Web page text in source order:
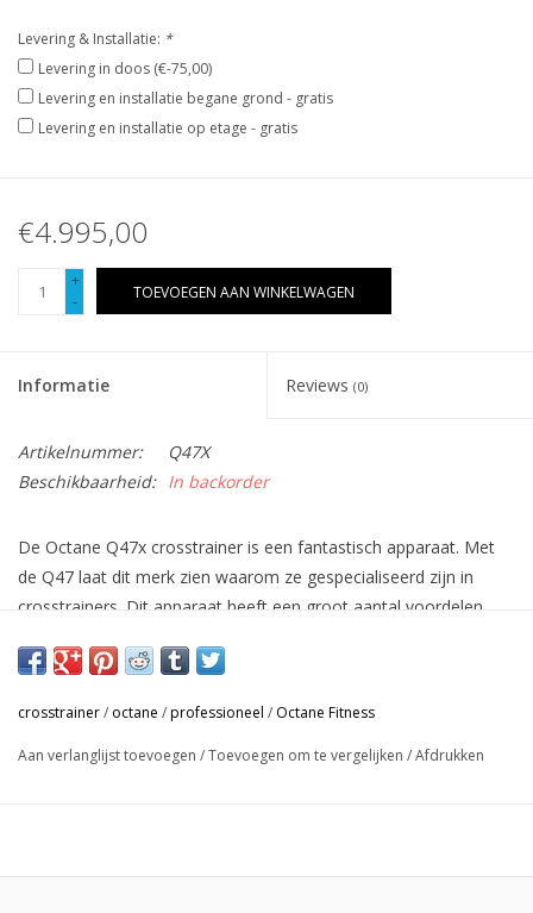
Levering & Installatie: *
Levering in doos (€-75,00)
Levering en installatie begane grond - gratis
Levering en installatie op etage - gratis
€4.995,00
+
-
TOEVOEGEN AAN WINKELWAGEN
Informatie Reviews (0)
Artikelnummer:
Q47X
Beschikbaarheid: In backorder
De Octane Q47x crosstrainer is een fantastisch apparaat. Met
de Q47 laat dit merk zien waarom ze gespecialiseerd zijn in
crosstrainers. Dit apparaat heeft een groot aantal voordelen
De belangrijkste eigenschap van deze crosstrainer is de
aanpasbare stap lengte. Er zijn meerdere crosstrainers met een
die zo ver gaan als de Octane Q47x. Met een stap variatie van
crosstrainer/ octane /professioneel / Octane Fitness
Aan verlanglijst toevoegen /Toevoegen om te vergelijken /Afdrukken